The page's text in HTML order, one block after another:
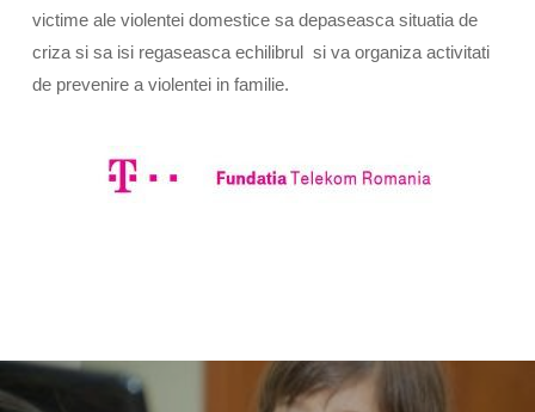
victime ale violentei domestice sa depaseasca situatia de
criza si sa isi regaseasca echilibrul si va organiza activitati
de prevenire a violentei in familie.